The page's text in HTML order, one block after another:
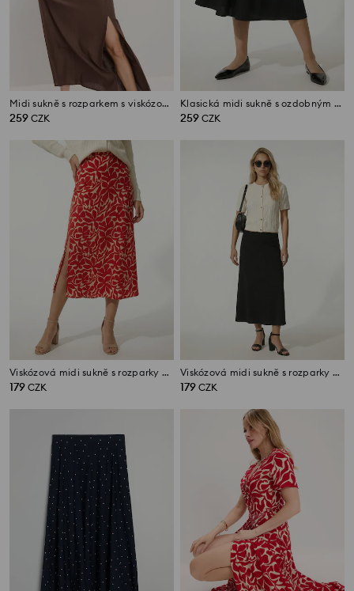
Midi sukně s rozparkem s viskózou a příměsí lnu
259 CZK
Klasická midi sukně s ozdobným zavazováním
259 CZK
Viskózová midi sukně s rozparky po stranách
179 CZK
Viskózová midi sukně s rozparky po stranách
179 CZK